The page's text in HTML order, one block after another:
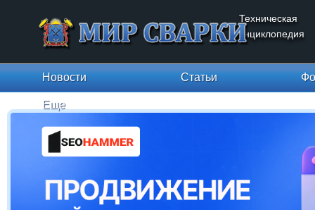
Техническая
энциклопедия
Новости Статьи
Еще